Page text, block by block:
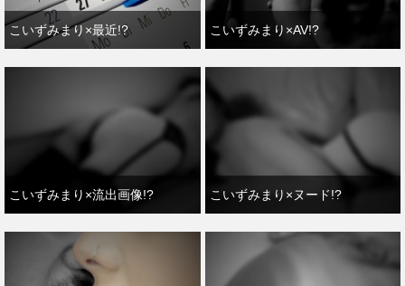
こいずみまり×最近!? こいずみまり×AV!?
こいずみまり×流出画像!? こいずみまり×ヌード!?